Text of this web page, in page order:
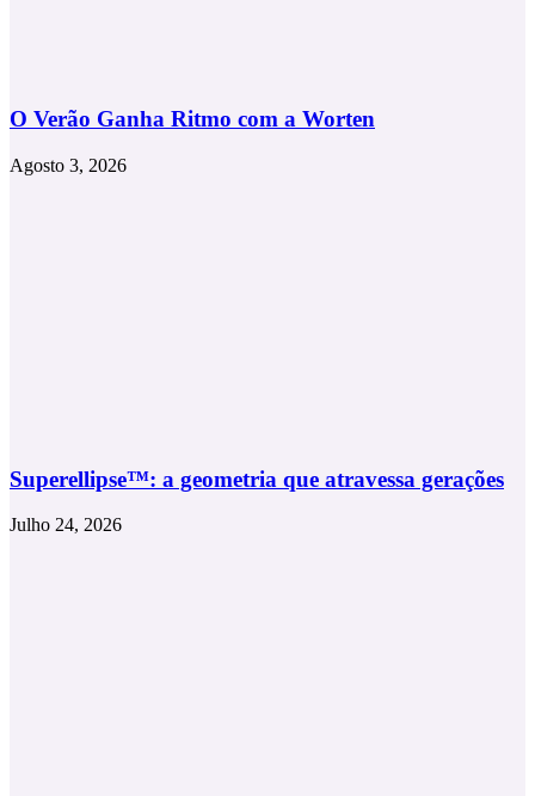
O Verão Ganha Ritmo com a Worten
Agosto 3, 2026
Superellipse™: a geometria que atravessa gerações
Julho 24, 2026